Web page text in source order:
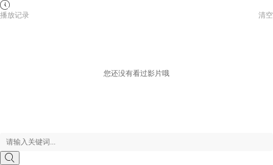
清空
播放记录
您还没有看过影片哦